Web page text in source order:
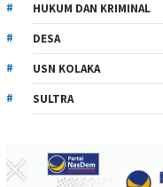
HUKUM DAN KRIMINAL
DESA
USN KOLAKA
SULTRA